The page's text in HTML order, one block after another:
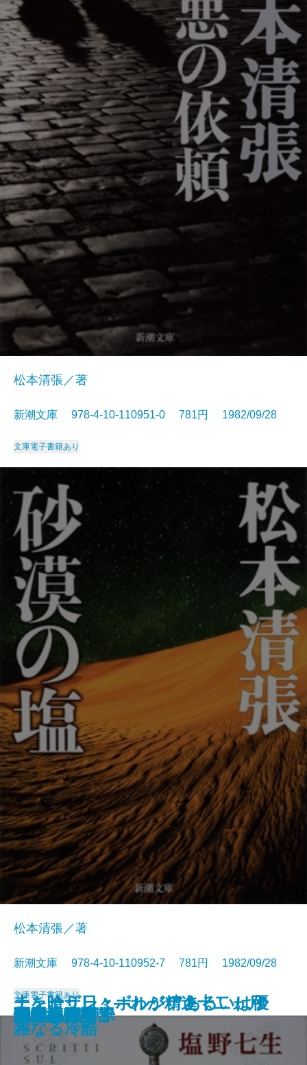
さむらい劇場
羆嵐
日本の喜劇人
黄金の日日
箱男
輝ける闇
雨の山吹
天才画の女
憎悪の依頼
松本清張／著
新潮文庫 978-4-10-110951-0 781円 1982/09/28
文庫電子書籍あり
砂漠の塩
松本清張／著
新潮文庫 978-4-10-110952-7 781円 1982/09/28
文庫電子書籍あり
チェーザレ・ボルジアあるいは優
雅なる冷酷
冤罪
未来いそっぷ
土を喰う日々―わが精進十二ヵ月
―
続 泥流地帯
隠花の飾り
新樹の言葉
水の肌
楽天旅日記
泥流地帯